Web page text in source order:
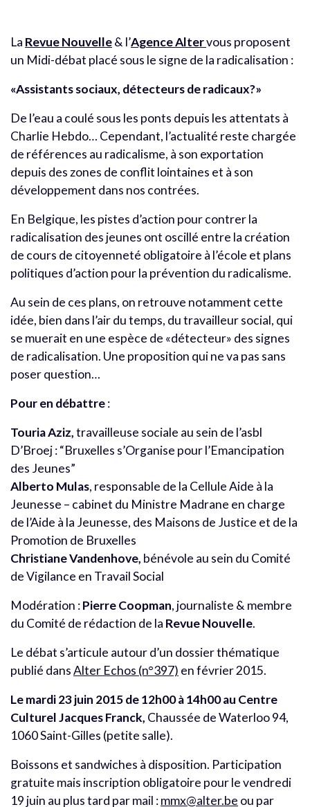
La Revue Nouvelle& l’Agence Altervous proposent
un Midi-débat placé sous le signe de la radicalisation :
«Assistants sociaux, détecteurs de radicaux?»
De l’eau a coulé sous les ponts depuis les attentats à
Charlie Hebdo… Cependant, l’actualité reste chargée
de références au radicalisme, à son exportation
depuis des zones de conflit lointaines et à son
développement dans nos contrées.
En Belgique, les pistes d’action pour contrer la
radicalisation des jeunes ont oscillé entre la création
de cours de citoyenneté obligatoire à l’école et plans
politiques d’action pour la prévention du radicalisme.
Au sein de ces plans, on retrouve notamment cette
idée, bien dans l’air du temps, du travailleur social, qui
se muerait en une espèce de «détecteur» des signes
de radicalisation. Une proposition qui ne va pas sans
poser question…
Pour en débattre:
Touria Aziz,travailleuse sociale au sein de l’asbl
D’Broej : “Bruxelles s’Organise pour l’Emancipation
des Jeunes”
Alberto Mulas, responsable de la Cellule Aide à la
Jeunesse – cabinet du Ministre Madrane en charge
de l’Aide à la Jeunesse, des Maisons de Justice et de la
Promotion de Bruxelles
Christiane Vandenhove, bénévole au sein du Comité
de Vigilance en Travail Social
Modération :Pierre Coopman, journaliste & membre
du Comité de rédaction de la Revue Nouvelle.
Le débat s’articule autour d’un dossier thématique
publié dansAlter Echos (n°397) en février 2015.
Le mardi 23 juin 2015 de 12h00 à 14h00 au Centre
Culturel Jacques Franck, Chaussée de Waterloo 94,
1060 Saint-Gilles (petite salle).
Boissons et sandwiches à disposition. Participation
gratuite mais inscription obligatoire pour le vendredi
19 juin au plus tard par mail :mmx@alter.be ou par